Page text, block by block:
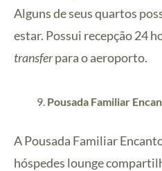
Alguns de seus quartos
estar. Possui recepção 24
transferpara o aeroporto.
Pousada Familiar
A Pousada Familiar
hóspedes lounge